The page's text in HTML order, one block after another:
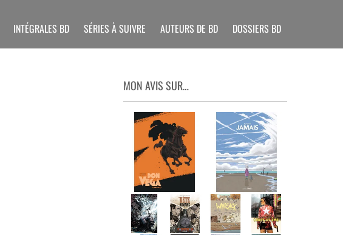
INTÉGRALES BD SÉRIES À SUIVRE AUTEURS DE BD DOSSIERS BD
MON AVIS SUR…